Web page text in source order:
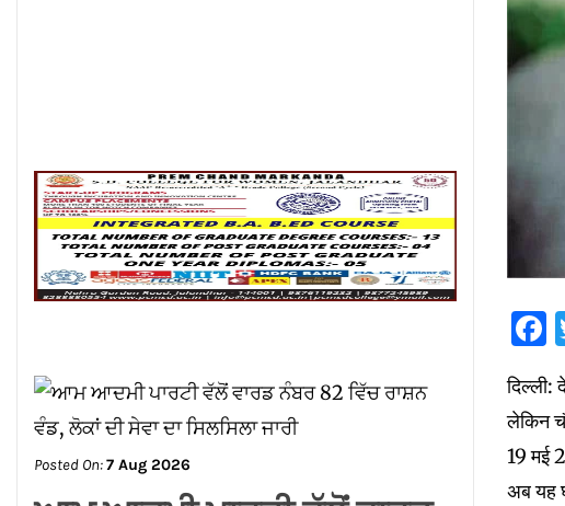
दिल्ली:
लेकिन
19 मई
अब यह
ਨੰਬਰ 82 ਵਿੱਚ ਰਾਸ਼ਨ ਵੰਡ, ਲੋਕਾਂ
ਦੀ ਸੇਵਾ ਦਾ ਸਿਲਸਿਲਾ ਜਾਰੀ